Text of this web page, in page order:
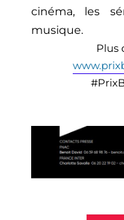
cinéma, les
musique.
Plus